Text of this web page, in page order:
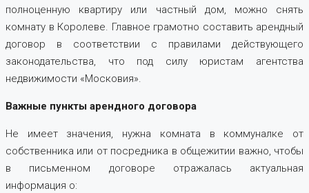
полноценную квартиру или частный дом, можно снять
комнату в Королеве. Главное грамотно составить арендный
договор в соответствии с правилами действующего
законодательства, что под силу юристам агентства
недвижимости «Московия».
Важные пункты арендного договора
Не имеет значения, нужна комната в коммуналке от
собственника или от посредника в общежитии важно, чтобы
в письменном договоре отражалась актуальная
информация о: